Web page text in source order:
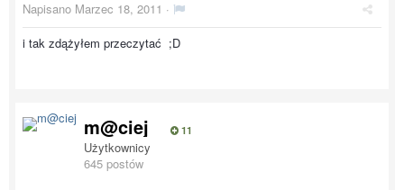
Napisano Marzec 18, 2011 ·
i tak zdążyłem przeczytać ;D
m@ciej 11
Użytkownicy
645 postów